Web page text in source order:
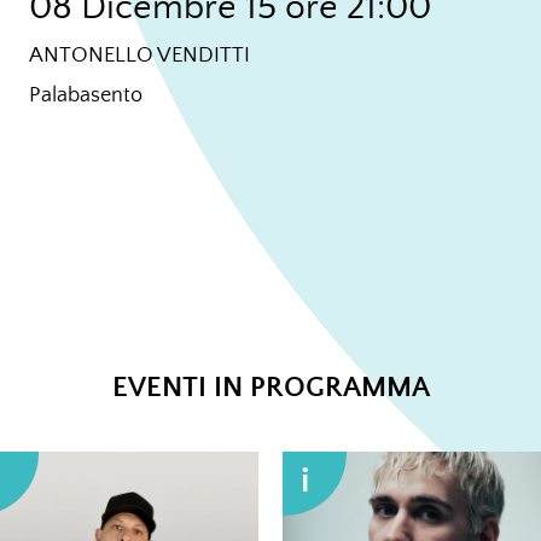
ANTONELLO VENDITTI
Palabasento
EVENTI IN PROGRAMMA
i